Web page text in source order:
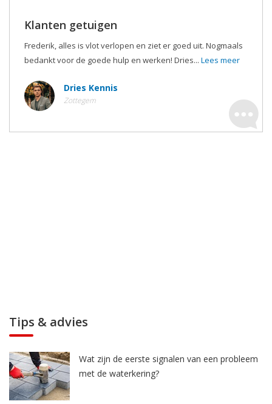
Klanten getuigen
Frederik, alles is vlot verlopen en ziet er goed uit. Nogmaals
bedankt voor de goede hulp en werken! Dries... Lees meer
Dries Kennis
Zottegem
Tips & advies
Wat zijn de eerste signalen van een probleem
met de waterkering?